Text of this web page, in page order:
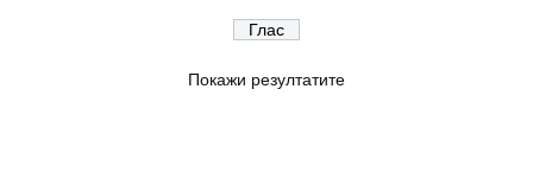
Покажи резултатите